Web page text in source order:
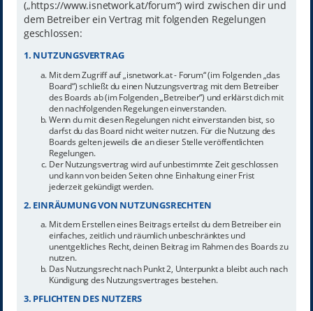
(„https://www.isnetwork.at/forum“) wird zwischen dir und
dem Betreiber ein Vertrag mit folgenden Regelungen
geschlossen:
1. NUTZUNGSVERTRAG
Mit dem Zugriff auf „isnetwork.at - Forum“ (im Folgenden „das
Board“) schließt du einen Nutzungsvertrag mit dem Betreiber
des Boards ab (im Folgenden „Betreiber“) und erklärst dich mit
den nachfolgenden Regelungen einverstanden.
Wenn du mit diesen Regelungen nicht einverstanden bist, so
darfst du das Board nicht weiter nutzen. Für die Nutzung des
Boards gelten jeweils die an dieser Stelle veröffentlichten
Regelungen.
Der Nutzungsvertrag wird auf unbestimmte Zeit geschlossen
und kann von beiden Seiten ohne Einhaltung einer Frist
jederzeit gekündigt werden.
2. EINRÄUMUNG VON NUTZUNGSRECHTEN
Mit dem Erstellen eines Beitrags erteilst du dem Betreiber ein
einfaches, zeitlich und räumlich unbeschränktes und
unentgeltliches Recht, deinen Beitrag im Rahmen des Boards zu
nutzen.
Das Nutzungsrecht nach Punkt 2, Unterpunkt a bleibt auch nach
Kündigung des Nutzungsvertrages bestehen.
3. PFLICHTEN DES NUTZERS